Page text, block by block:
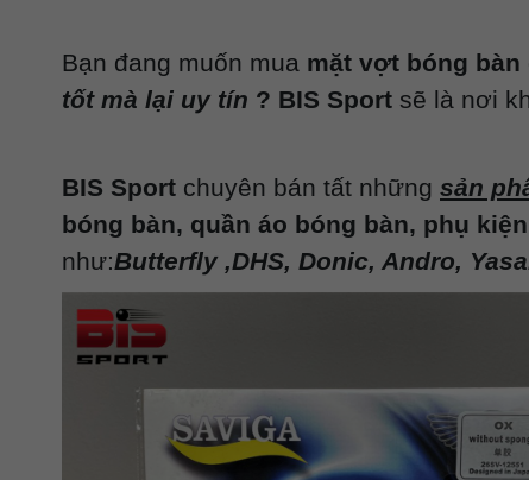
Bạn đang muốn mua mặt vợt bóng bàn
tốt mà lại uy tín ? BIS Sport sẽ là nơi
BIS Sport chuyên bán tất những sản
bóng bàn, quần áo bóng bàn, phụ
như:Butterfly ,DHS, Donic, Andro,